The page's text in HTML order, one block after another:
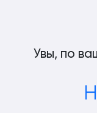
Увы, по